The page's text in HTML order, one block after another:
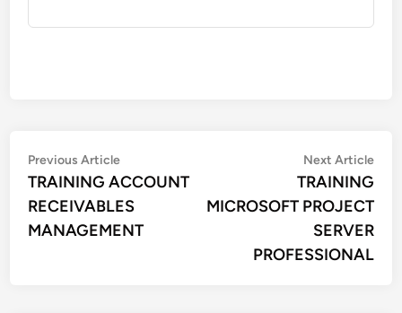
Post
navigation
Previous ArticlePrevious
article:
TRAINING ACCOUNT
RECEIVABLES
MANAGEMENT
Next Article
TRAINING
MICROSOFT PROJECT
SERVER
PROFESSIONAL